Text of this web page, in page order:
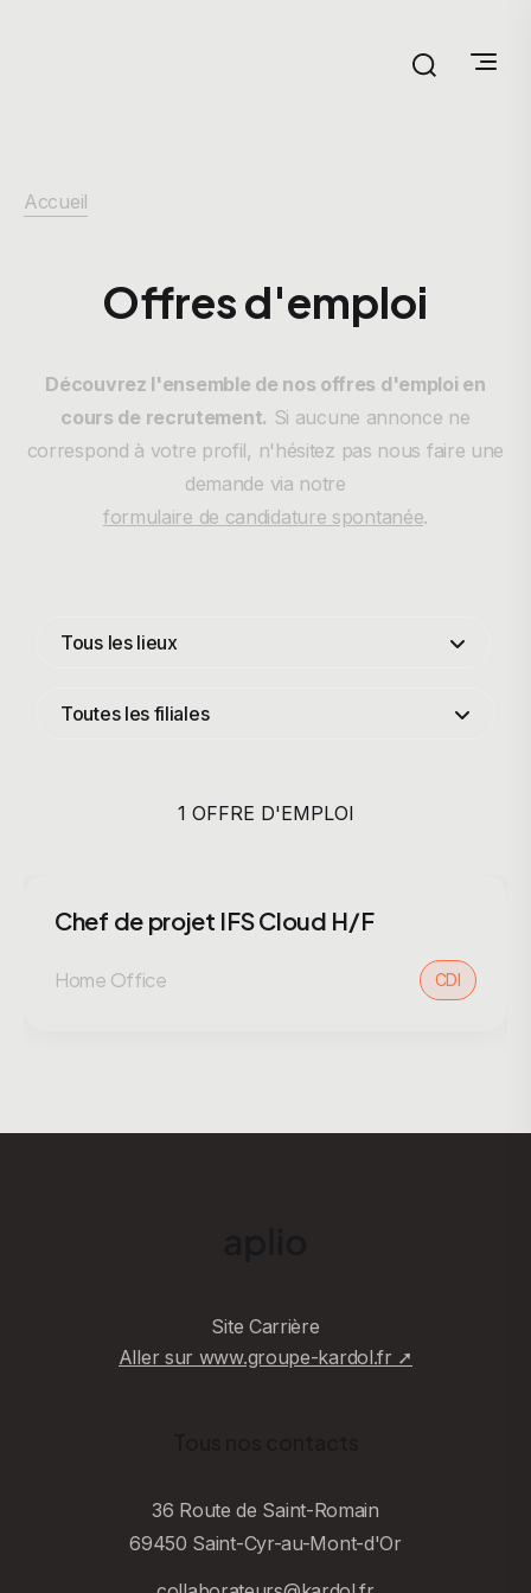
Accueil
Offres d'emploi
Découvrez l'ensemble de nos offres d'emploi en
cours de recrutement. Si aucune annonce ne
correspond à votre profil, n'hésitez pas nous faire une
demande via notre
formulaire de candidature spontanée.
Tous les lieux
Toutes les filiales
1 OFFRE D'EMPLOI
Chef de projet IFS Cloud H/F
Home Office CDI
Site Carrière
Aller sur www.groupe-kardol.fr ➚
36 Route de Saint-Romain
69450 Saint-Cyr-au-Mont-d'Or